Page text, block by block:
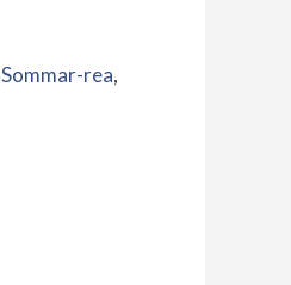
Sommar-rea,